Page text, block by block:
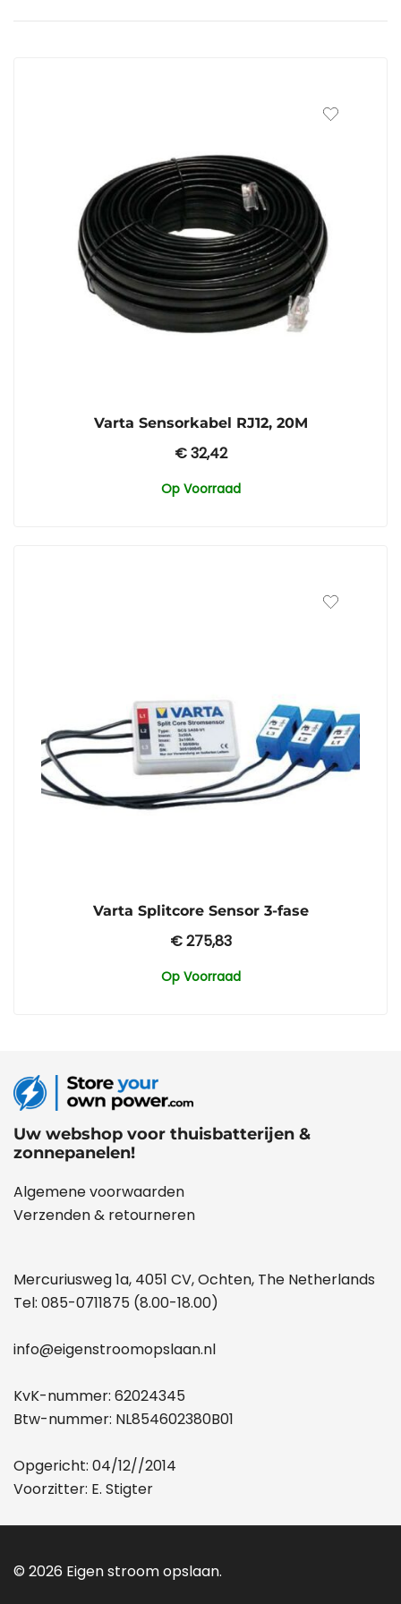
Varta Sensorkabel RJ12, 20M
€32,42
Op Voorraad
Varta Splitcore Sensor 3-fase
€275,83
Op Voorraad
Uw webshop voor thuisbatterijen &
zonnepanelen!
Algemene voorwaarden
Verzenden & retourneren
Mercuriusweg 1a, 4051 CV, Ochten, The Netherlands
Tel: 085-0711875 (8.00-18.00)
info@eigenstroomopslaan.nl
KvK-nummer: 62024345
Btw-nummer: NL854602380B01
Opgericht: 04/12//2014
Voorzitter: E. Stigter
© 2026 Eigen stroom opslaan.